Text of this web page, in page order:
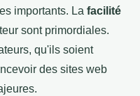
importants. La facilité
sont primordiales.
qu'ils soient
des sites web